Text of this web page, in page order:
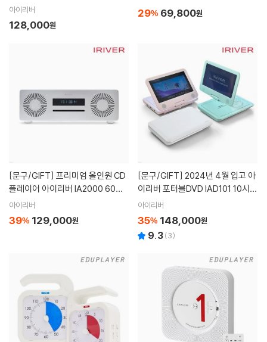
루투스인아웃 휴대용 CD리핑 MP3
플레이어
아이리버
128,000원
29% 69,800원
[문구/GIFT]
플레이어 아이리버 IA2000 60W
고출력 블루투스스피커 라디오 MP
3
아이리버
39% 129,000원
[문구/GIFT]
이리버 포터블DVD IAD101 10시간
재생 CD리핑 차일드락 HDMI CD
DVD재생 2021년 10월출시
아이리버
35% 148,000원
9.3(3)